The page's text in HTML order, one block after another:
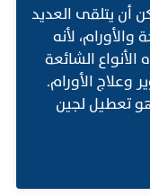
أن يتلقى العديد
لأنه
الشائعة
وعلاج الأورام.
تعطيل لجين